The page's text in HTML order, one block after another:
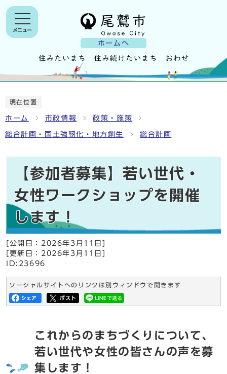
ホームへ
メニュー
現在位置
ホーム 市政情報 政策・施策
総合計画・国土強靭化・地方創生 総合計画
【参加者募集】若い世代・
女性ワークショップを開催
します！
[公開日： 2026年3月11日
[更新日： 2026年3月11日
ID:23696
ソーシャルサイトへのリンクは別ウィンドウで開きます
これからのまちづくりについて、
若い世代や女性の皆さんの声を募
集します！